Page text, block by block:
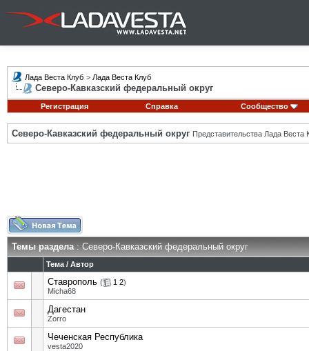
Лада Веста Клуб > Лада Веста Клуб
Северо-Кавказский федеральный округ
Регистрация Справка Сообщество
Северо-Кавказский федеральный округ Представительства Лада Веста
Темы раздела: Северо-Кавказский федеральный округ
Тема / Автор
Ставрополь ( 1 2)
Micha68
Дагестан
Zorro
Чеченская Республика
vesta2020